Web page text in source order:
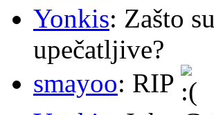
Yonkis: Zašto
upečatljive?
smayoo: RIP